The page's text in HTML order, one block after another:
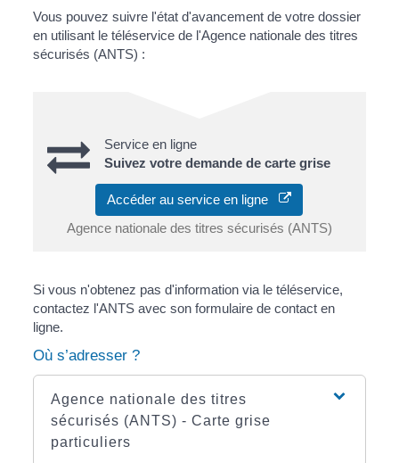
Vous pouvez suivre l'état d'avancement de votre dossier
en utilisant le téléservice de l'Agence nationale des titres
sécurisés (ANTS) :
Service en ligne
Suivez votre demande de carte grise
Accéder au service en ligne
Agence nationale des titres sécurisés (ANTS)
Si vous n'obtenez pas d'information via le téléservice,
contactez l'ANTS avec son formulaire de contact en
ligne.
Où s’adresser ?
Agence nationale des titres
sécurisés (ANTS) - Carte grise
particuliers